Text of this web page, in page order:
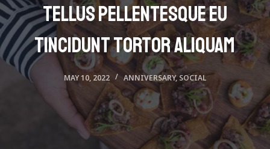
Tellus pellentesque eu
tincidunt tortor aliquam
MAY 10, 2022 ANNIVERSARY,SOCIAL